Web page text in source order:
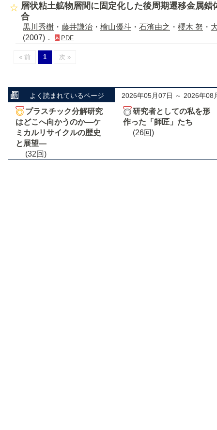
層状粘土鉱物層間に固定化した後周期遷移金属
合
黒川秀樹 ・ 藤井謙治 ・ 檜山優斗 ・ 石濱由之 ・ 櫻木 努 ・
(2007)．
PDF
« 前 1 次 »
よく読まれているページ 2026年05月07日 ～ 2026年08
プラスチック分解研究
はどこへ向かうのか―ケ
ミカルリサイクルの歴史
と展望―
(32回)
研究者としての私を形
作った「師匠」たち
(26回)